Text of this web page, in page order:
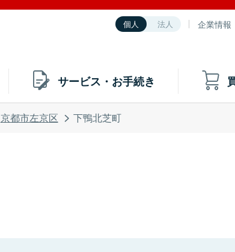
個人 法人 企業情報
サービス・お手続き
京都市左京区 下鴨北芝町